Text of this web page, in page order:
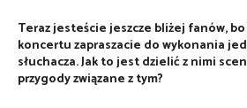
Teraz jesteście jeszcze bliżej fanów,
koncertu zapraszacie do wykonania
słuchacza. Jak to jest dzielić z nimi
przygody związane z tym?